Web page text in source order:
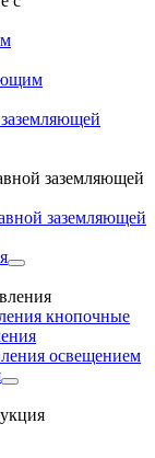
заземляющей
заземляющей
кнопочные
освещением